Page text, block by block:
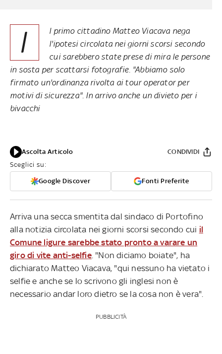
I
l primo cittadino Matteo Viacava nega
l'ipotesi circolata nei giorni scorsi secondo
cui sarebbero state prese di mira le persone
in sosta per scattarsi fotografie. "Abbiamo solo
firmato un'ordinanza rivolta ai tour operator per
motivi di sicurezza". In arrivo anche un divieto per i
bivacchi
Ascolta Articolo
Sceglici su:
Google Discover Fonti Preferite
CONDIVIDI
Arriva una secca smentita dal sindaco di Portofino
alla notizia circolata nei giorni scorsi secondo cui il
Comune ligure sarebbe stato pronto a varare un
giro di vite anti-selfie. "Non diciamo boiate", ha
dichiarato Matteo Viacava, "qui nessuno ha vietato i
selfie e anche se lo scrivono gli inglesi non è
necessario andar loro dietro se la cosa non è vera".
PUBBLICITÀ